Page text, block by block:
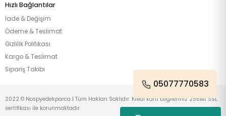
Hızlı Bağlantılar
İade & Değişim
Ödeme & Teslimat
Gizlilik Politikası
Kargo & Teslimat
Sipariş Takibi
05077770583
2022 © Nospyedekparca | Tüm Hakları Saklıdır. Kredi kartı bilgileriniz 256Bit SSL
sertifikası ile korunmaktadır.